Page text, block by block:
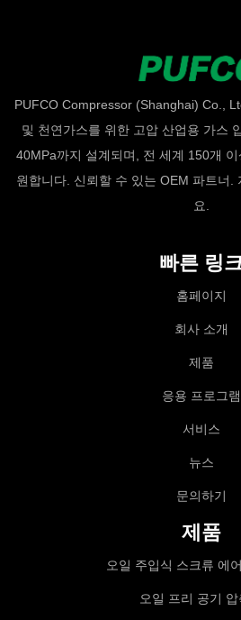
PUFCO Compressor (Shanghai) Co.,
및 천연가스를 위한 고압 산업용 가스
40MPa까지 설계되며, 전 세계 150개
원합니다. 신뢰할 수 있는 OEM 파트너.
요.
빠른 링
홈페이지
회사 소개
제품
응용 프로그램
서비스
뉴스
문의하기
제품
오일 주입식 스크류 에
오일 프리 공기 압